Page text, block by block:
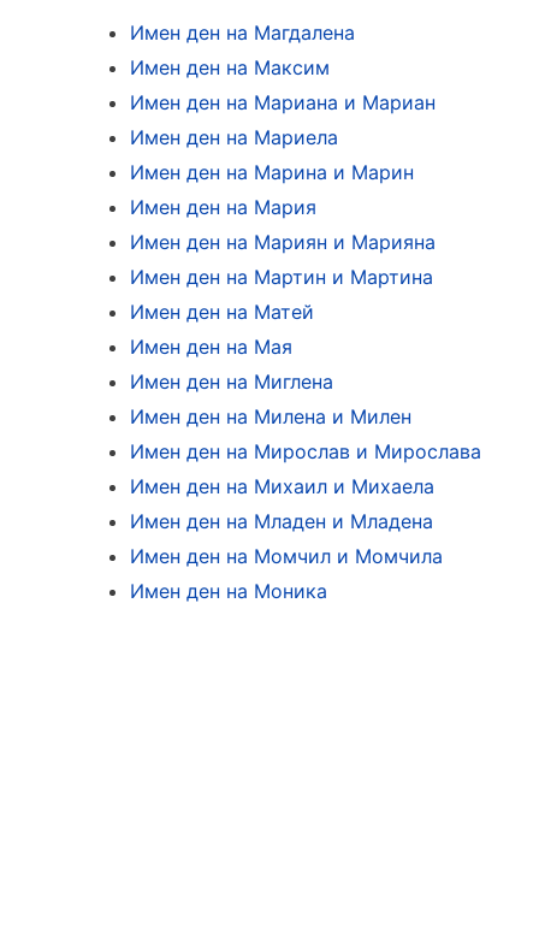
Имен ден на Магдалена
Имен ден на Максим
Имен ден на Мариана и Мариан
Имен ден на Мариела
Имен ден на Марина и Марин
Имен ден на Мария
Имен ден на Мариян и Марияна
Имен ден на Мартин и Мартина
Имен ден на Матей
Имен ден на Мая
Имен ден на Миглена
Имен ден на Милена и Милен
Имен ден на Мирослав и Мирослава
Имен ден на Михаил и Михаела
Имен ден на Младен и Младена
Имен ден на Момчил и Момчила
Имен ден на Моника